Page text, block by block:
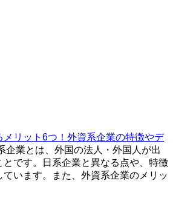
リット6つ！外資系企業の特徴やデ
企業とは、外国の法人・外国人が出
とです。日系企業と異なる点や、特徴
ています。また、外資系企業のメリッ